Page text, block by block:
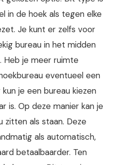
in de hoek als tegen elke
Je kunt er zelfs voor
bureau in het midden
Heb je meer ruimte
eventueel een
je een bureau kiezen
is. Op deze manier kan je
zitten als staan. Deze
als automatisch,
betaalbaarder. Ten